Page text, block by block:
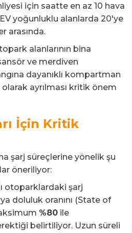
için saatte en az 10 hava
EV yoğunluklu alanlarda 20'ye
arasında.
alanlarının bina
ve merdiven
dayanıklı kompartman
ayrılması kritik önem
İçin Kritik
şarj süreçlerine yönelik şu
öneriliyor:
otoparklardaki şarj
doluluk oranını (State of
%80 ile
belirtiliyor. Uzun süreli